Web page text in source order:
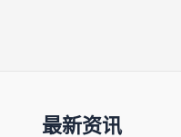
最新资讯